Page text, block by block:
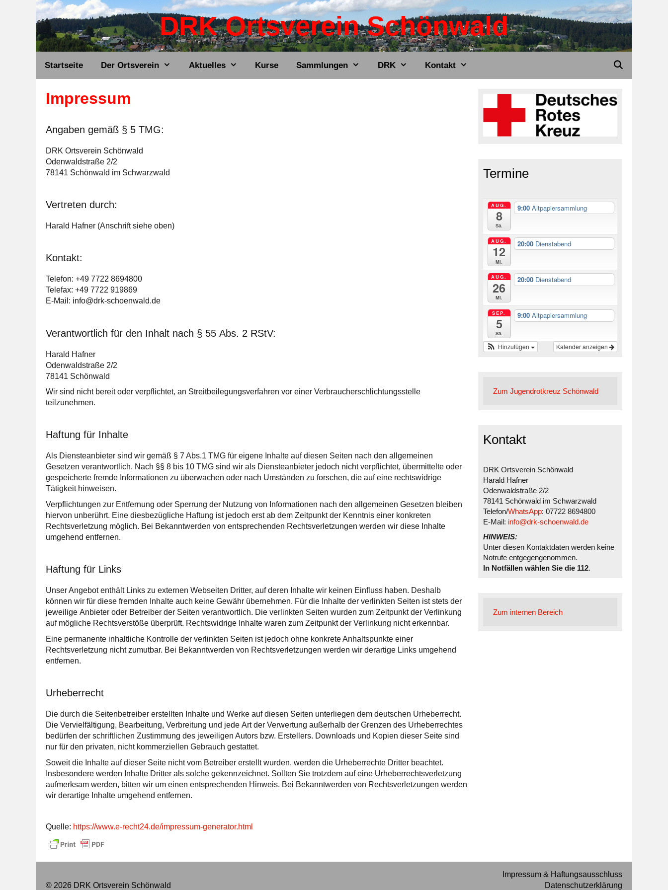
DRK Ortsverein Schönwald
Startseite Der Ortsverein Aktuelles Kurse Sammlungen DRK Kontakt
Impressum
Angaben gemäß § 5 TMG:
DRK Ortsverein Schönwald
Odenwaldstraße 2/2
78141 Schönwald im Schwarzwald
Vertreten durch:
Harald Hafner (Anschrift siehe oben)
Kontakt:
Telefon: +49 7722 8694800
Telefax: +49 7722 919869
E-Mail: info@drk-schoenwald.de
Verantwortlich für den Inhalt nach § 55 Abs. 2 RStV:
Harald Hafner
Odenwaldstraße 2/2
78141 Schönwald
Wir sind nicht bereit oder verpflichtet, an Streitbeilegungsverfahren vor einer Verbraucherschlichtungsstelle
teilzunehmen.
Haftung für Inhalte
Als Diensteanbieter sind wir gemäß § 7 Abs.1 TMG für eigene Inhalte auf diesen Seiten nach den allgemeinen
Gesetzen verantwortlich. Nach §§ 8 bis 10 TMG sind wir als Diensteanbieter jedoch nicht verpflichtet, übermittelte oder
gespeicherte fremde Informationen zu überwachen oder nach Umständen zu forschen, die auf eine rechtswidrige
Tätigkeit hinweisen.
Verpflichtungen zur Entfernung oder Sperrung der Nutzung von Informationen nach den allgemeinen Gesetzen bleiben
hiervon unberührt. Eine diesbezügliche Haftung ist jedoch erst ab dem Zeitpunkt der Kenntnis einer konkreten
Rechtsverletzung möglich. Bei Bekanntwerden von entsprechenden Rechtsverletzungen werden wir diese Inhalte
umgehend entfernen.
Haftung für Links
Unser Angebot enthält Links zu externen Webseiten Dritter, auf deren Inhalte wir keinen Einfluss haben. Deshalb
können wir für diese fremden Inhalte auch keine Gewähr übernehmen. Für die Inhalte der verlinkten Seiten ist stets der
jeweilige Anbieter oder Betreiber der Seiten verantwortlich. Die verlinkten Seiten wurden zum Zeitpunkt der Verlinkung
auf mögliche Rechtsverstöße überprüft. Rechtswidrige Inhalte waren zum Zeitpunkt der Verlinkung nicht erkennbar.
Eine permanente inhaltliche Kontrolle der verlinkten Seiten ist jedoch ohne konkrete Anhaltspunkte einer
Rechtsverletzung nicht zumutbar. Bei Bekanntwerden von Rechtsverletzungen werden wir derartige Links umgehend
entfernen.
Urheberrecht
Die durch die Seitenbetreiber erstellten Inhalte und Werke auf diesen Seiten unterliegen dem deutschen Urheberrecht.
Die Vervielfältigung, Bearbeitung, Verbreitung und jede Art der Verwertung außerhalb der Grenzen des Urheberrechtes
bedürfen der schriftlichen Zustimmung des jeweiligen Autors bzw. Erstellers. Downloads und Kopien dieser Seite sind
nur für den privaten, nicht kommerziellen Gebrauch gestattet.
Soweit die Inhalte auf dieser Seite nicht vom Betreiber erstellt wurden, werden die Urheberrechte Dritter beachtet.
Insbesondere werden Inhalte Dritter als solche gekennzeichnet. Sollten Sie trotzdem auf eine Urheberrechtsverletzung
aufmerksam werden, bitten wir um einen entsprechenden Hinweis. Bei Bekanntwerden von Rechtsverletzungen werden
wir derartige Inhalte umgehend entfernen.
Quelle: https://www.e-recht24.de/impressum-generator.html
Termine
AUG.
8
Sa.
9:00 Altpapiersammlung
AUG.
12
Mi.
20:00 Dienstabend
AUG.
26
Mi.
20:00 Dienstabend
SEP.
5
Sa.
9:00 Altpapiersammlung
Kalender anzeigen
Hinzufügen
Zum Jugendrotkreuz Schönwald
Kontakt
DRK Ortsverein Schönwald
Harald Hafner
Odenwaldstraße 2/2
78141 Schönwald im Schwarzwald
Telefon/WhatsApp: 07722 8694800
E-Mail: info@drk-schoenwald.de
HINWEIS:
Unter diesen Kontaktdaten werden keine
Notrufe entgegengenommen.
In Notfällen wählen Sie die 112.
Zum internen Bereich
Impressum & Haftungsausschluss
Datenschutzerklärung
© 2026 DRK Ortsverein Schönwald